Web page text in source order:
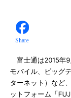
Share
富士通は2015年9
モバイル、ビッグ
ターネット）など
ットフォーム「